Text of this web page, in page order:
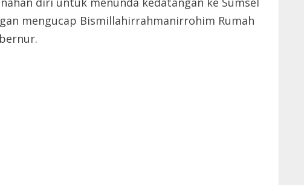
mengucap Bismillahirrahmanirrohim Rumah